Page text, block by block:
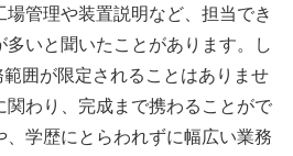
管理や装置説明など、担当でき
多いと聞いたことがあります。し
囲が限定されることはありませ
関わり、完成まで携わることがで
、学歴にとらわれずに幅広い業務